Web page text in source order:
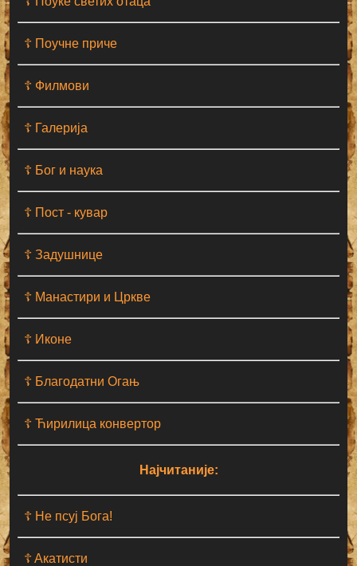
☦ Поучне приче
☦ Филмови
☦ Галерија
☦ Бог и наука
☦ Пост - кувар
☦ Задушнице
☦ Манастири и Цркве
☦ Иконе
☦ Благодатни Огањ
☦ Ћирилица конвертор
Најчитаније:
☦ Не псуј Бога!
☦ Aкатисти